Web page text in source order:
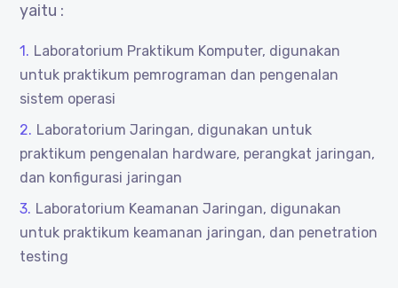
yaitu :
Laboratorium Praktikum Komputer, digunakan
untuk praktikum pemrograman dan pengenalan
sistem operasi
Laboratorium Jaringan, digunakan untuk
praktikum pengenalan hardware, perangkat jaringan,
dan konfigurasi jaringan
Laboratorium Keamanan Jaringan, digunakan
untuk praktikum keamanan jaringan, dan penetration
testing